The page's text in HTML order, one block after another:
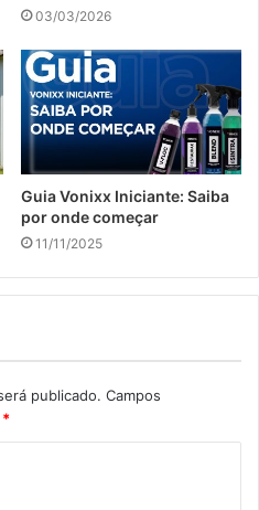
03/03/2026
Guia Vonixx Iniciante: Saiba
por onde começar
11/11/2025
publicado. Campos
*